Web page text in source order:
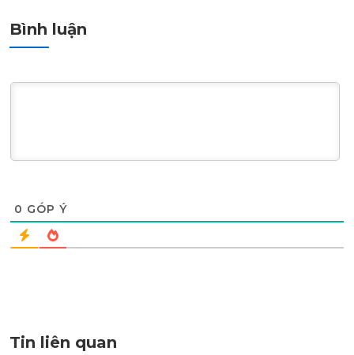
Bình luận
0 GÓP Ý
Tin liên quan